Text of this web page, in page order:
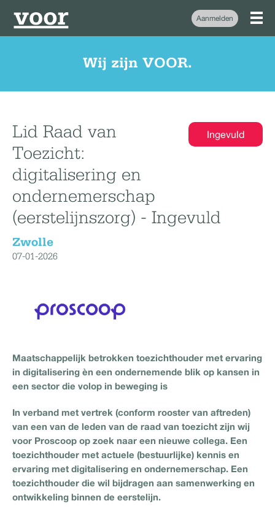
Aanmelden
Wij zijn VOOR.
Ingevuld
Lid Raad van
Toezicht:
digitalisering en
ondernemerschap
(eerstelijnszorg) - Ingevuld
Zwolle
07-01-2026
Maatschappelijk betrokken toezichthouder met ervaring
in digitalisering èn een ondernemende blik op kansen in
een sector die volop in beweging is
In verband met vertrek (conform rooster van aftreden)
van een van de leden van de raad van toezicht zijn wij
voor Proscoop op zoek naar een nieuwe collega. Een
toezichthouder met actuele (bestuurlijke) kennis en
ervaring met digitalisering en ondernemerschap. Een
toezichthouder die wil bijdragen aan samenwerking en
ontwikkeling binnen de eerstelijn.